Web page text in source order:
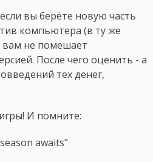
вы берёте новую часть
компьютера (в ту же
вам не помешает
После чего оценить - а
тех денег,
И помните:
awaits"